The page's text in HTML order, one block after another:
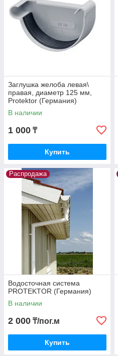
Заглушка желоба левая\
правая, диаметр 125 мм,
Protektor (Германия)
В наличии
1 000 ₸
Купить
Распродажа
Водосточная система
PROTEKTOR (Германия)
В наличии
2 000 ₸/пог.м
Купить